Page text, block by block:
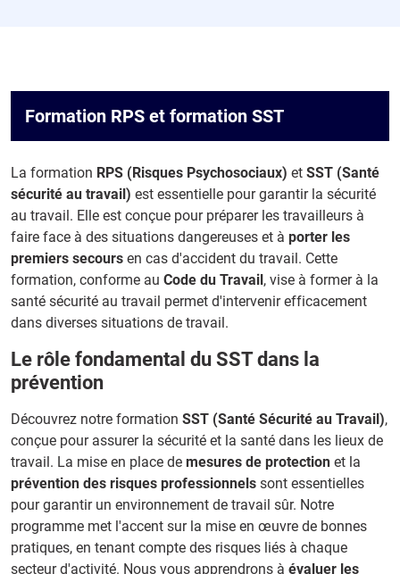
Formation RPS et formation SST
La formation RPS (Risques Psychosociaux) et SST (Santé
sécurité au travail) est essentielle pour garantir la sécurité
au travail. Elle est conçue pour préparer les travailleurs à
faire face à des situations dangereuses et à porter les
premiers secours en cas d'accident du travail. Cette
formation, conforme au Code du Travail, vise à former à la
santé sécurité au travail permet d'intervenir efficacement
dans diverses situations de travail.
Le rôle fondamental du SST dans la
prévention
Découvrez notre formation SST (Santé Sécurité au Travail),
conçue pour assurer la sécurité et la santé dans les lieux de
travail. La mise en place de mesures de protection et la
prévention des risques professionnels sont essentielles
pour garantir un environnement de travail sûr. Notre
programme met l'accent sur la mise en œuvre de bonnes
pratiques, en tenant compte des risques liés à chaque
secteur d'activité. Nous vous apprendrons à évaluer les